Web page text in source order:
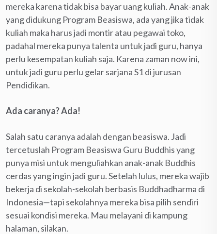
mereka karena tidak bisa bayar uang kuliah. Anak-anak
yang didukung Program Beasiswa, ada yang jika tidak
kuliah maka harus jadi montir atau pegawai toko,
padahal mereka punya talenta untuk jadi guru, hanya
perlu kesempatan kuliah saja. Karena zaman now ini,
untuk jadi guru perlu gelar sarjana S1 di jurusan
Pendidikan.
Ada caranya? Ada!
Salah satu caranya adalah dengan beasiswa. Jadi
tercetuslah Program Beasiswa Guru Buddhis yang
punya misi untuk menguliahkan anak-anak Buddhis
cerdas yang ingin jadi guru. Setelah lulus, mereka wajib
bekerja di sekolah-sekolah berbasis Buddhadharma di
Indonesia—tapi sekolahnya mereka bisa pilih sendiri
sesuai kondisi mereka. Mau melayani di kampung
halaman, silakan.